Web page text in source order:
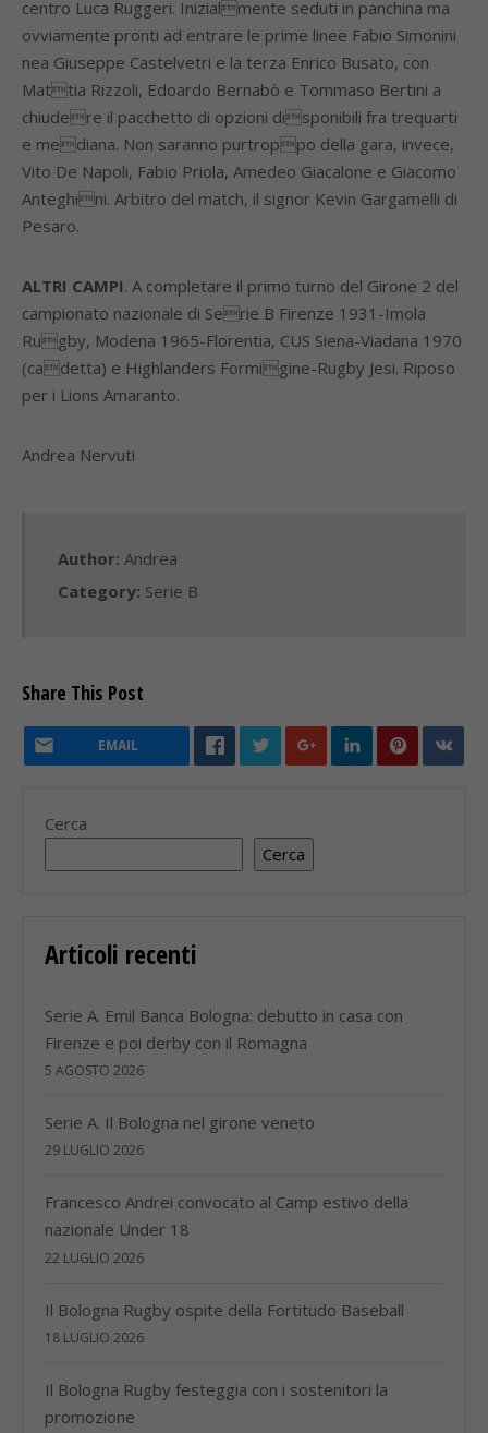
centro Luca Ruggeri. Inizialmente seduti in panchina ma
ovviamente pronti ad entrare le prime linee Fabio Simonini
nea Giuseppe Castelvetri e la terza Enrico Busato, con
Mattia Rizzoli, Edoardo Bernabò e Tommaso Bertini a
chiudere il pacchetto di opzioni disponibili fra trequarti
e mediana. Non saranno purtroppo della gara, invece,
Vito De Napoli, Fabio Priola, Amedeo Giacalone e Giacomo
Anteghini. Arbitro del match, il signor Kevin Gargamelli di
Pesaro.
ALTRI CAMPI. A completare il primo turno del Girone 2 del
campionato nazionale di Serie B Firenze 1931-Imola
Rugby, Modena 1965-Florentia, CUS Siena-Viadana 1970
(cadetta) e Highlanders Formigine-Rugby Jesi. Riposo
per i Lions Amaranto.
Andrea Nervuti
Author: Andrea
Category: Serie B
Share This Post
EMAIL
Cerca
Cerca
Articoli recenti
Serie A. Emil Banca Bologna: debutto in casa con
Firenze e poi derby con il Romagna
5 AGOSTO 2026
Serie A. Il Bologna nel girone veneto
29 LUGLIO 2026
Francesco Andrei convocato al Camp estivo della
nazionale Under 18
22 LUGLIO 2026
Il Bologna Rugby ospite della Fortitudo Baseball
18 LUGLIO 2026
Il Bologna Rugby festeggia con i sostenitori la
promozione